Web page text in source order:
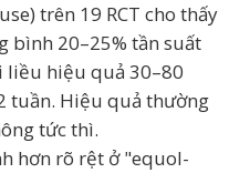
trên 19 RCT cho thấy
bình 20–25% tần suất
liều hiệu quả 30–80
tuần. Hiệu quả thường
tức thì.
hơn rõ rệt ở "equol-